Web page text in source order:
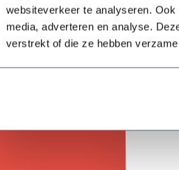
websiteverkeer te analyseren.
media, adverteren en analyse.
verstrekt of die ze hebben